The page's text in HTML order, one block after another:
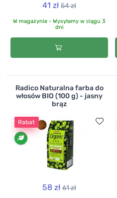
41 zł 54 zł
W magazynie - Wysyłamy w ciągu 3
dni
Radico Naturalna farba do
włosów BIO (100 g) - jasny
brąz
Rabat
58 zł 61 zł